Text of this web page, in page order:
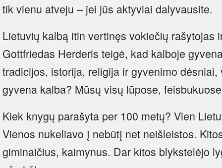
tik vienu atveju – jei jūs aktyviai dalyvausite.
Lietuvių kalbą itin vertinęs vokiečių rašytojas
Gottfriedas Herderis teigė, kad kalboje
tradicijos, istorija, religija ir gyvenimo
gyvena kalba? Mūsų visų lūpose,
Kiek knygų parašyta per 100 metų? Vien
Vienos nukeliavo į nebūtį net neišleistos.
giminaičius, kaimynus. Dar kitos blykstelėjo